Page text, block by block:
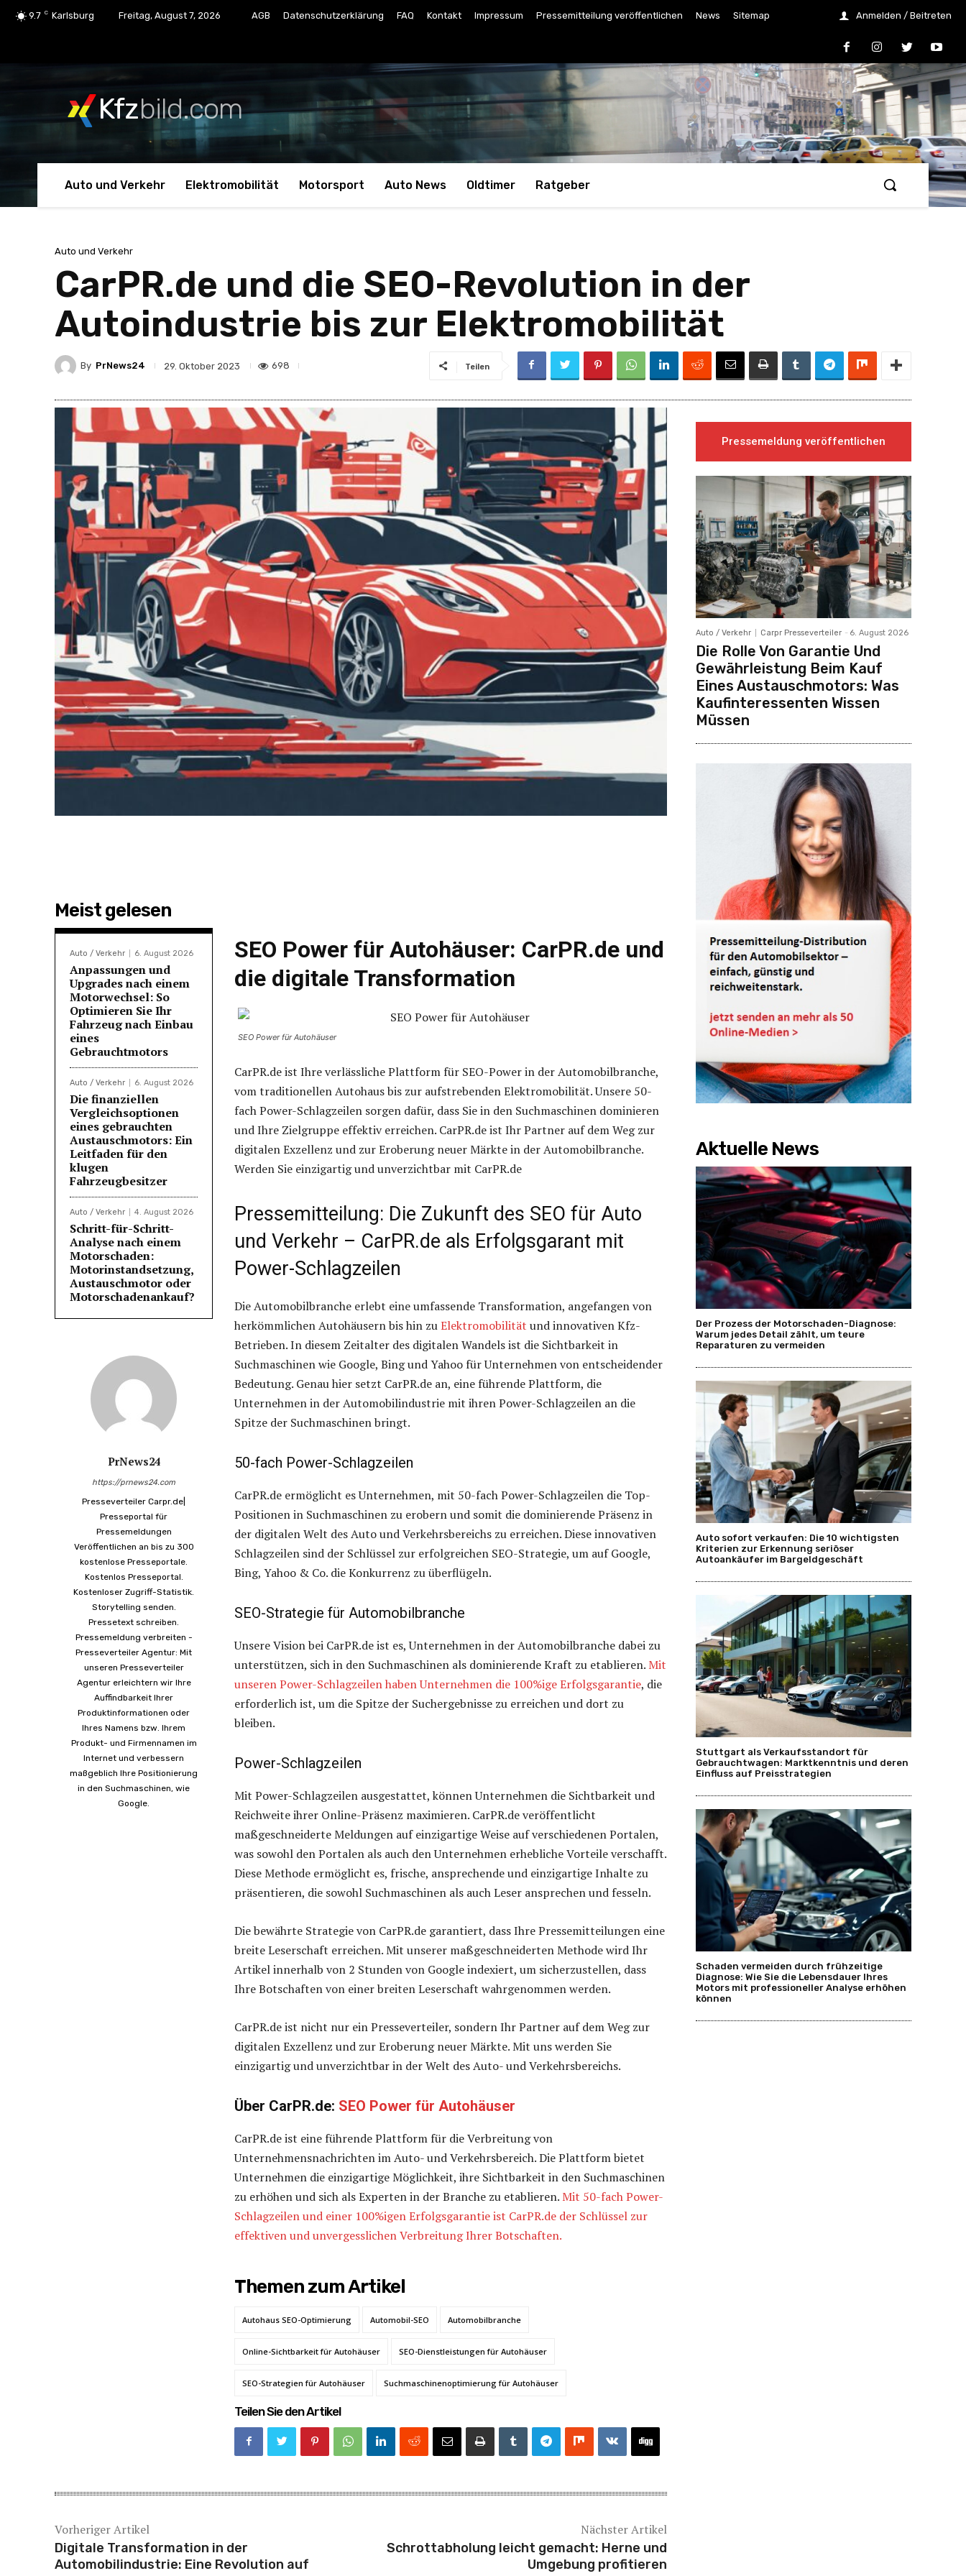
9.7 C Karlsburg Freitag, August 7, 2026 AGB Datenschutzerklärung FAQ Kontakt Impressum Pressemitteilung veröffentlichen News Sitemap Anmelden / Beitreten
Kfzbild.com
Auto und Verkehr Elektromobilität Motorsport Auto News Oldtimer Ratgeber
Auto und Verkehr
CarPR.de und die SEO-Revolution in der
Autoindustrie bis zur Elektromobilität
By PrNews24 29. Oktober 2023 698 Teilen
Meist gelesen
Auto / Verkehr 6. August 2026
Anpassungen und
Upgrades nach einem
Motorwechsel: So
Optimieren Sie Ihr
Fahrzeug nach Einbau
eines
Gebrauchtmotors
Auto / Verkehr 6. August 2026
Die finanziellen
Vergleichsoptionen
eines gebrauchten
Austauschmotors: Ein
Leitfaden für den
klugen
Fahrzeugbesitzer
Auto / Verkehr 4. August 2026
Schritt-für-Schritt-
Analyse nach einem
Motorschaden:
Motorinstandsetzung,
Austauschmotor oder
Motorschadenankauf?
PrNews24
https://prnews24.com
Presseverteiler Carpr.de|
Presseportal für
Pressemeldungen
Veröffentlichen an bis zu 300
kostenlose Presseportale.
Kostenlos Presseportal.
Kostenloser Zugriff-Statistik.
Storytelling senden.
Pressetext schreiben.
Pressemeldung verbreiten -
Presseverteiler Agentur: Mit
unseren Presseverteiler
Agentur erleichtern wir Ihre
Auffindbarkeit Ihrer
Produktinformationen oder
Ihres Namens bzw. Ihrem
Produkt- und Firmennamen im
Internet und verbessern
maßgeblich Ihre Positionierung
in den Suchmaschinen, wie
Google.
SEO Power für Autohäuser: CarPR.de und
die digitale Transformation
SEO Power für Autohäuser
CarPR.de ist Ihre verlässliche Plattform für SEO-Power in der Automobilbranche,
vom traditionellen Autohaus bis zur aufstrebenden Elektromobilität. Unsere 50-
fach Power-Schlagzeilen sorgen dafür, dass Sie in den Suchmaschinen dominieren
und Ihre Zielgruppe effektiv erreichen. CarPR.de ist Ihr Partner auf dem Weg zur
digitalen Exzellenz und zur Eroberung neuer Märkte in der Automobilbranche.
Werden Sie einzigartig und unverzichtbar mit CarPR.de
Pressemitteilung: Die Zukunft des SEO für Auto
und Verkehr – CarPR.de als Erfolgsgarant mit
Power-Schlagzeilen
Die Automobilbranche erlebt eine umfassende Transformation, angefangen von
herkömmlichen Autohäusern bis hin zuElektromobilität und innovativen Kfz-
Betrieben. In diesem Zeitalter des digitalen Wandels ist die Sichtbarkeit in
Suchmaschinen wie Google, Bing und Yahoo für Unternehmen von entscheidender
Bedeutung. Genau hier setzt CarPR.de an, eine führende Plattform, die
Unternehmen in der Automobilindustrie mit ihren Power-Schlagzeilen an die
Spitze der Suchmaschinen bringt.
50-fach Power-Schlagzeilen
CarPR.de ermöglicht es Unternehmen, mit 50-fach Power-Schlagzeilen die Top-
Positionen in Suchmaschinen zu erobern und somit die dominierende Präsenz in
der digitalen Welt des Auto und Verkehrsbereichs zu erreichen. Diese innovativen
Schlagzeilen sind der Schlüssel zur erfolgreichen SEO-Strategie, um auf Google,
Bing, Yahoo & Co. die Konkurrenz zu überflügeln.
SEO-Strategie für Automobilbranche
Unsere Vision bei CarPR.de ist es, Unternehmen in der Automobilbranche dabei zu
unterstützen, sich in den Suchmaschinen als dominierende Kraft zu etablieren.Mit
unseren Power-Schlagzeilen haben Unternehmen die 100%ige Erfolgsgarantie, die
erforderlich ist, um die Spitze der Suchergebnisse zu erreichen und dort zu
bleiben.
Power-Schlagzeilen
Mit Power-Schlagzeilen ausgestattet, können Unternehmen die Sichtbarkeit und
Reichweite ihrer Online-Präsenz maximieren. CarPR.de veröffentlicht
maßgeschneiderte Meldungen auf einzigartige Weise auf verschiedenen Portalen,
was sowohl den Portalen als auch den Unternehmen erhebliche Vorteile verschafft.
Diese Methode ermöglicht es, frische, ansprechende und einzigartige Inhalte zu
präsentieren, die sowohl Suchmaschinen als auch Leser ansprechen und fesseln.
Die bewährte Strategie von CarPR.de garantiert, dass Ihre Pressemitteilungen eine
breite Leserschaft erreichen. Mit unserer maßgeschneiderten Methode wird Ihr
Artikel innerhalb von 2 Stunden von Google indexiert, um sicherzustellen, dass
Ihre Botschaften von einer breiten Leserschaft wahrgenommen werden.
CarPR.de ist nicht nur ein Presseverteiler, sondern Ihr Partner auf dem Weg zur
digitalen Exzellenz und zur Eroberung neuer Märkte. Mit uns werden Sie
einzigartig und unverzichtbar in der Welt des Auto- und Verkehrsbereichs.
Über CarPR.de: SEO Power für Autohäuser
CarPR.de ist eine führende Plattform für die Verbreitung von
Unternehmensnachrichten im Auto- und Verkehrsbereich. Die Plattform bietet
Unternehmen die einzigartige Möglichkeit, ihre Sichtbarkeit in den Suchmaschinen
zu erhöhen und sich als Experten in der Branche zu etablieren.Mit 50-fach Power-
Schlagzeilen und einer 100%igen Erfolgsgarantie ist CarPR.de der Schlüssel zur
effektiven und unvergesslichen Verbreitung Ihrer Botschaften.
Themen zum Artikel
Autohaus SEO-Optimierung Automobil-SEO Automobilbranche
Online-Sichtbarkeit für Autohäuser SEO-Dienstleistungen für Autohäuser
SEO-Strategien für Autohäuser Suchmaschinenoptimierung für Autohäuser
Teilen Sie den Artikel
Vorheriger Artikel
Digitale Transformation in der
Automobilindustrie: Eine Revolution auf
Nächster Artikel
Schrottabholung leicht gemacht: Herne und
Umgebung profitieren
Pressemeldung veröffentlichen
Auto / Verkehr Carpr Presseverteiler - 6. August 2026
Die Rolle Von Garantie Und
Gewährleistung Beim Kauf
Eines Austauschmotors: Was
Kaufinteressenten Wissen
Müssen
Aktuelle News
Der Prozess der Motorschaden-Diagnose:
Warum jedes Detail zählt, um teure
Reparaturen zu vermeiden
Auto sofort verkaufen: Die 10 wichtigsten
Kriterien zur Erkennung seriöser
Autoankäufer im Bargeldgeschäft
Stuttgart als Verkaufsstandort für
Gebrauchtwagen: Marktkenntnis und deren
Einfluss auf Preisstrategien
Schaden vermeiden durch frühzeitige
Diagnose: Wie Sie die Lebensdauer Ihres
Motors mit professioneller Analyse erhöhen
können